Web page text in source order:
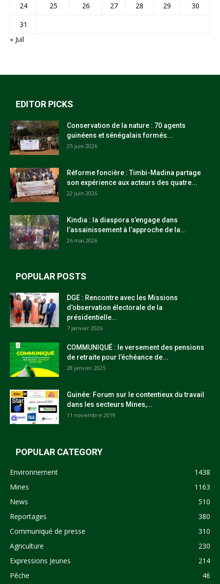
24
25 26 27 28 29
30
31
« Juil
EDITOR PICKS
Conservation de la nature : 70 agents
guinéens et sénégalais formés...
25 juin 2026
Réforme foncière : Timbi-Madina partage
son expérience aux acteurs des quatre...
22 juin 2026
Kindia : la diaspora s’engage dans
l’assainissement à l’approche de la...
26 mai 2026
POPULAR POSTS
DGE : Rencontre avec les Missions
d’observation électorale de la
présidentielle...
7 janvier 2026
COMMUNIQUÉ : le versement des pensions
de retraite pour l’échéance de...
28 janvier 2025
Guinée: Forum sur le contentieux du travail
dans les secteurs Mines,...
11 novembre 2019
POPULAR CATEGORY
Environnement
1438
Mines
1163
News
510
Reportages
380
Communiqué de presse
310
Agriculture
230
Expressions Jeunes
214
Pêche
46